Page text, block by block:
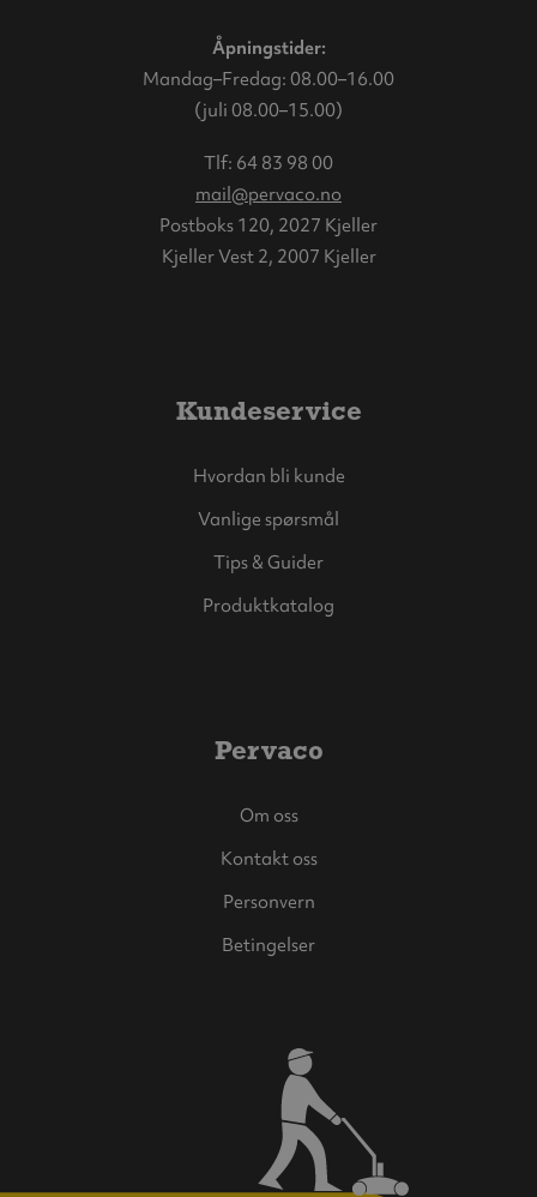
Åpningstider:
Mandag–Fredag: 08.00–16.00
(juli 08.00–15.00)
Tlf: 64 83 98 00
mail@pervaco.no
Postboks 120, 2027 Kjeller
Kjeller Vest 2, 2007 Kjeller
Kundeservice
Hvordan bli kunde
Vanlige spørsmål
Tips & Guider
Produktkatalog
Pervaco
Om oss
Kontakt oss
Personvern
Betingelser